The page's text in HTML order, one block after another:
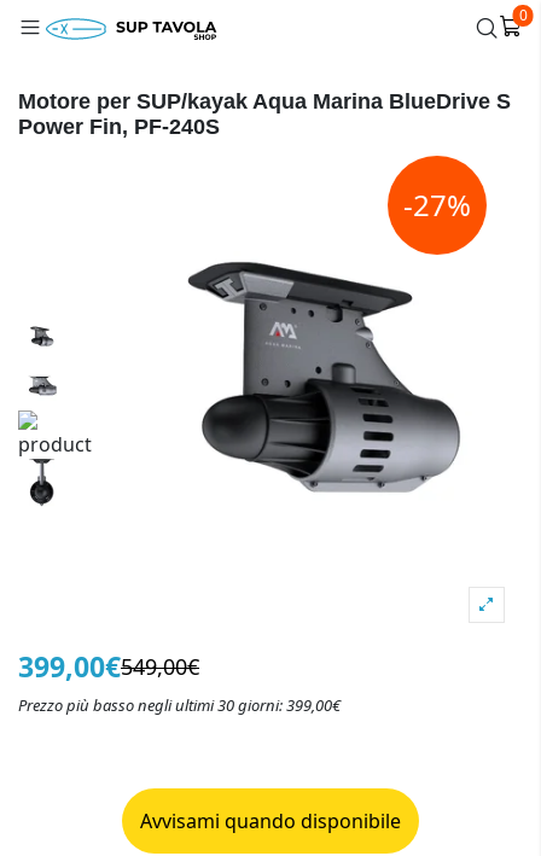
0
Motore per SUP/kayak Aqua Marina BlueDrive S
Power Fin, PF-240S
-27%
399,00€549,00€
Prezzo più basso negli ultimi 30 giorni: 399,00€
Avvisami quando disponibile